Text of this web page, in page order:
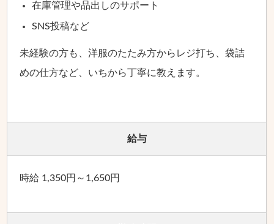
在庫管理や品出しのサポート
SNS投稿など
未経験の方も、洋服のたたみ方からレジ打ち、袋詰
めの仕方など、いちから丁寧に教えます。
給与
時給 1,350円～1,650円